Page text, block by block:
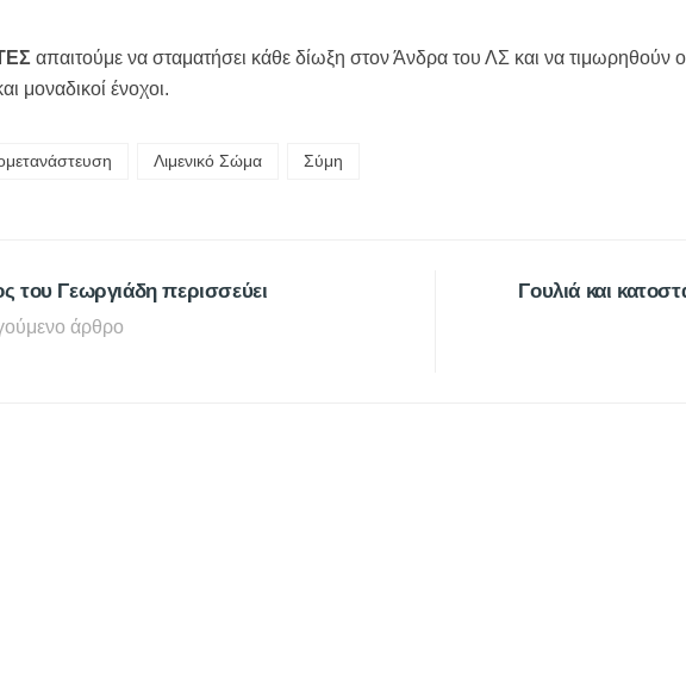
απαιτούμε να σταματήσει κάθε δίωξη στον Άνδρα του ΛΣ και να τιμωρηθούν
μοναδικοί ένοχοι.
Λιμενικό Σώμα Σύμη
του Γεωργιάδη περισσεύει
άρθρο
Γουλιά και